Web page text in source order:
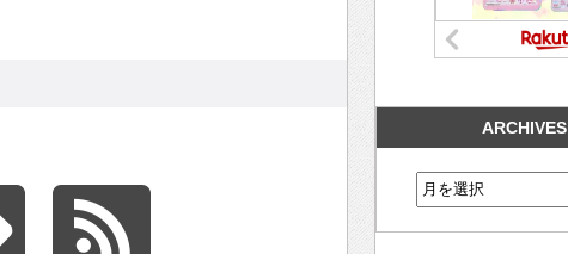
ARCHIVES